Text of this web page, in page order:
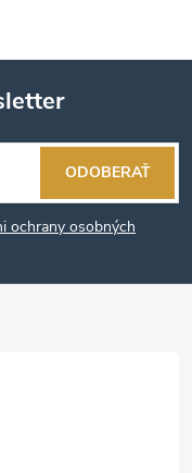
ochrany osobných
ODOBERAŤ